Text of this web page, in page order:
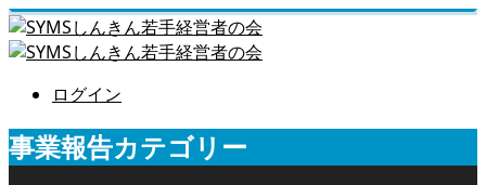
ログイン
事業報告カテゴリー